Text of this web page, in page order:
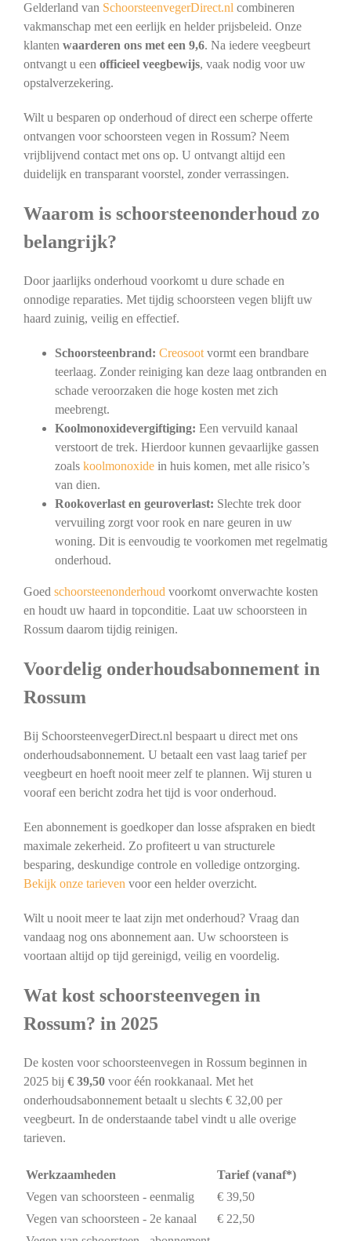
Gelderland van SchoorsteenvegerDirect.nl combineren
vakmanschap met een eerlijk en helder prijsbeleid. Onze
klanten waarderen ons met een 9,6. Na iedere veegbeurt
ontvangt u een officieel veegbewijs, vaak nodig voor uw
opstalverzekering.
Wilt u besparen op onderhoud of direct een scherpe offerte
ontvangen voor schoorsteen vegen in Rossum? Neem
vrijblijvend contact met ons op. U ontvangt altijd een
duidelijk en transparant voorstel, zonder verrassingen.
Waarom is schoorsteenonderhoud zo
belangrijk?
Door jaarlijks onderhoud voorkomt u dure schade en
onnodige reparaties. Met tijdig schoorsteen vegen blijft uw
haard zuinig, veilig en effectief.
Schoorsteenbrand: Creosootvormt een brandbare
teerlaag. Zonder reiniging kan deze laag ontbranden en
schade veroorzaken die hoge kosten met zich
meebrengt.
Koolmonoxidevergiftiging: Een vervuild kanaal
verstoort de trek. Hierdoor kunnen gevaarlijke gassen
zoals koolmonoxidein huis komen, met alle risico’s
van dien.
Rookoverlast en geuroverlast: Slechte trek door
vervuiling zorgt voor rook en nare geuren in uw
woning. Dit is eenvoudig te voorkomen met regelmatig
onderhoud.
Goed schoorsteenonderhoud voorkomt onverwachte kosten
en houdt uw haard in topconditie. Laat uw schoorsteen in
Rossum daarom tijdig reinigen.
Voordelig onderhoudsabonnement in
Rossum
Bij SchoorsteenvegerDirect.nl bespaart u direct met ons
onderhoudsabonnement. U betaalt een vast laag tarief per
veegbeurt en hoeft nooit meer zelf te plannen. Wij sturen u
vooraf een bericht zodra het tijd is voor onderhoud.
Een abonnement is goedkoper dan losse afspraken en biedt
maximale zekerheid. Zo profiteert u van structurele
besparing, deskundige controle en volledige ontzorging.
Bekijk onze tarieven voor een helder overzicht.
Wilt u nooit meer te laat zijn met onderhoud? Vraag dan
vandaag nog ons abonnement aan. Uw schoorsteen is
voortaan altijd op tijd gereinigd, veilig en voordelig.
Wat kost schoorsteenvegen in
Rossum? in 2025
De kosten voor schoorsteenvegen in Rossum beginnen in
2025 bij € 39,50voor één rookkanaal. Met het
onderhoudsabonnement betaalt u slechts € 32,00 per
veegbeurt. In de onderstaande tabel vindt u alle overige
tarieven.
Werkzaamheden
Tarief (vanaf*)
Vegen van schoorsteen - eenmalig
€ 39,50
Vegen van schoorsteen - 2e kanaal
€ 22,50